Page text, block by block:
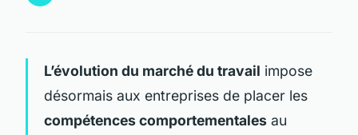
L’évolution du marché du travail impose
désormais aux entreprises de placer les
compétences comportementales au